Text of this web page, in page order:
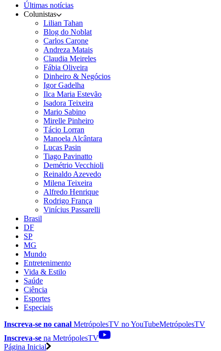
Últimas notícias
Colunistas
Lilian Tahan
Blog do Noblat
Carlos Carone
Andreza Matais
Claudia Meireles
Fábia Oliveira
Dinheiro & Negócios
Igor Gadelha
Ilca Maria Estevão
Isadora Teixeira
Mario Sabino
Mirelle Pinheiro
Tácio Lorran
Manoela Alcântara
Lucas Pasin
Tiago Pavinatto
Demétrio Vecchioli
Reinaldo Azevedo
Milena Teixeira
Alfredo Henrique
Rodrigo França
Vinícius Passarelli
Brasil
DF
SP
MG
Mundo
Entretenimento
Vida & Estilo
Saúde
Ciência
Esportes
Especiais
Inscreva-se no canal MetrópolesTV noYouTubeMetrópolesTV
Inscreva-se na MetrópolesTV
Página Inicial